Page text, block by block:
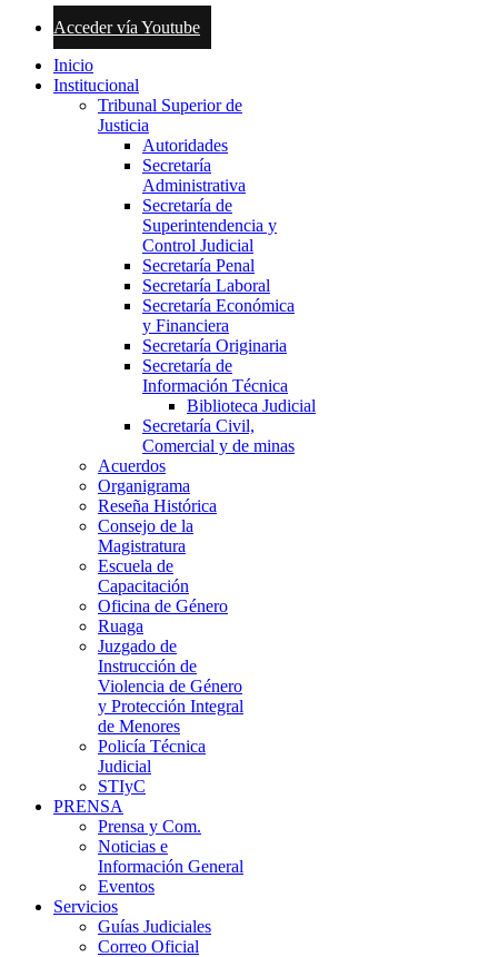
Acceder vía Youtube
Inicio
Institucional
Tribunal Superior de
Justicia
Autoridades
Secretaría
Administrativa
Secretaría de
Superintendencia y
Control Judicial
Secretaría Penal
Secretaría Laboral
Secretaría Económica
y Financiera
Secretaría Originaria
Secretaría de
Información Técnica
Biblioteca Judicial
Secretaría Civil,
Comercial y de minas
Acuerdos
Organigrama
Reseña Histórica
Consejo de la
Magistratura
Escuela de
Capacitación
Oficina de Género
Ruaga
Juzgado de
Instrucción de
Violencia de Género
y Protección Integral
de Menores
Policía Técnica
Judicial
STIyC
PRENSA
Prensa y Com.
Noticias e
Información General
Eventos
Servicios
Guías Judiciales
Correo Oficial